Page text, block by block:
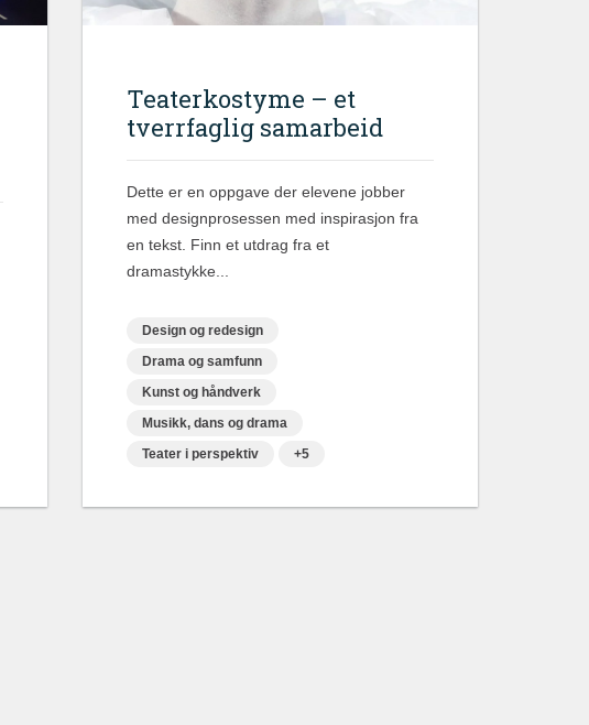
Teaterkostyme – et
tverrfaglig samarbeid
Dette er en oppgave der elevene jobber
med designprosessen med inspirasjon fra
en tekst. Finn et utdrag fra et
dramastykke...
Design og redesign
Drama og samfunn
Kunst og håndverk
Musikk, dans og drama
Teater i perspektiv
+5